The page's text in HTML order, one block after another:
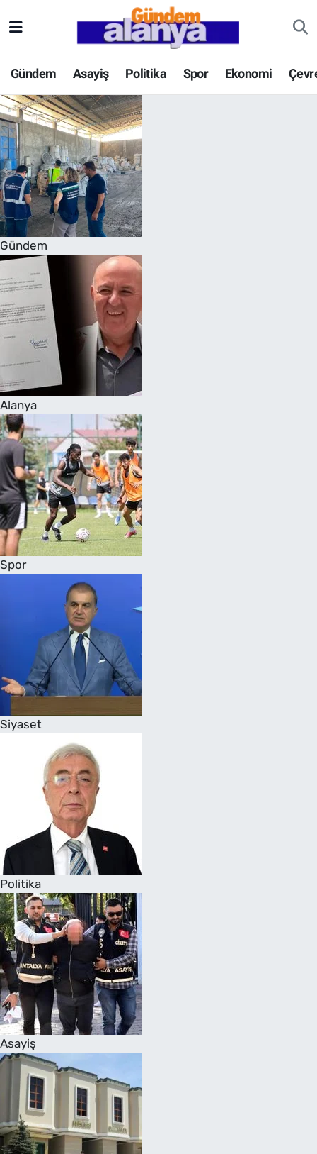
Gündem Asayiş Politika Spor Ekonomi
Gündem
Alanya
Spor
Siyaset
Politika
Asayiş